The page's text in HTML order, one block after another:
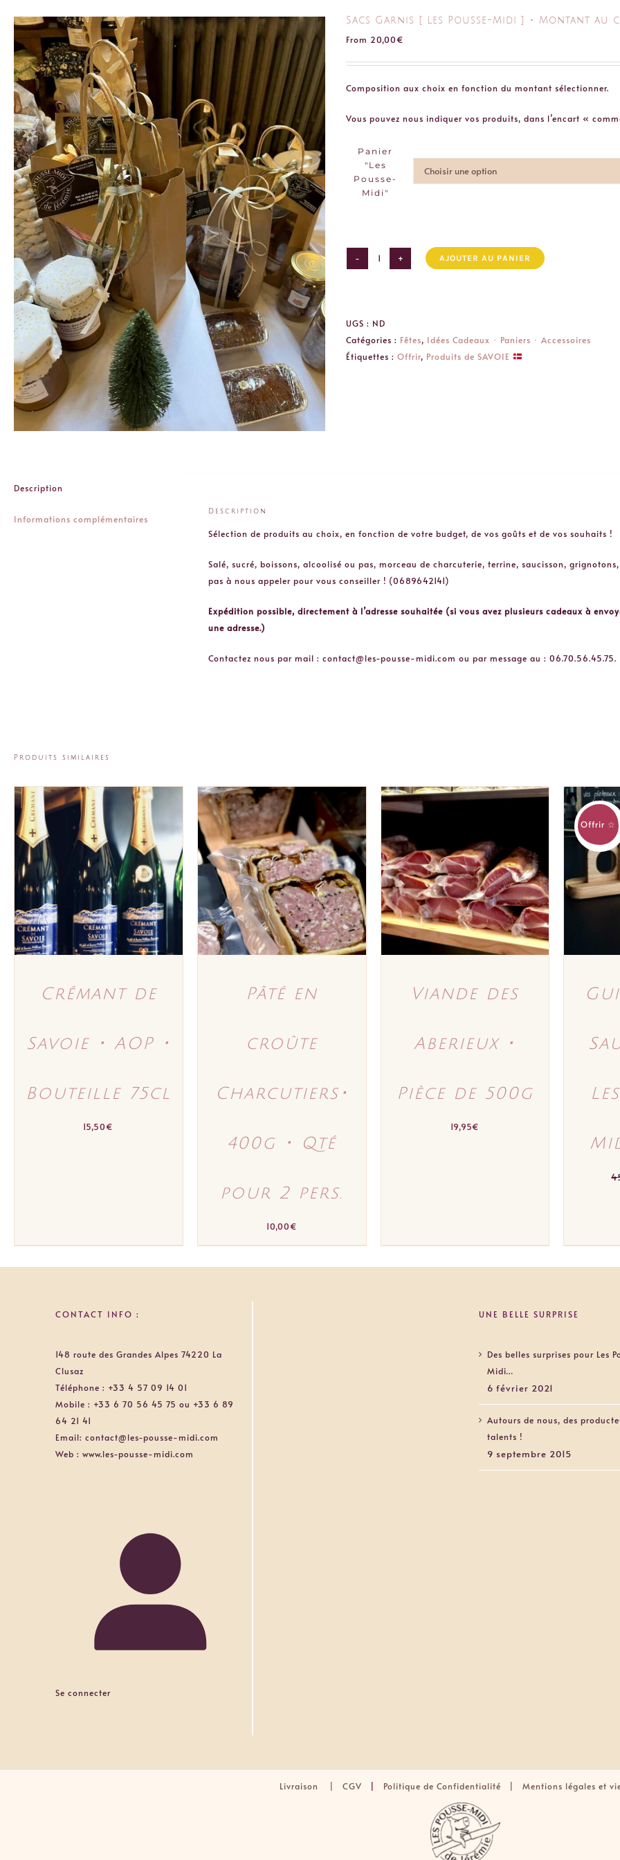
Sacs Garnis [ Les Pousse-Midi ] ･ Montant au
From 20,00€
Composition aux choix en fonction du montant sélectionner.
Vous pouvez nous indiquer vos produits, dans l’encart «
Panier
"Les
Pousse-
Midi"
quantité
AJOUTER AU PANIER
UGS : ND
Catégories : Fêtes, Idées Cadeaux ･ Paniers ･ Accessoires
Étiquettes : Offrir, Produits de SAVOIE
Description
Informations complémentaires
Description
Sélection de produits au choix, en fonction de votre budget, de vos goûts et de vos souhaits !
Salé, sucré, boissons, alcoolisé ou pas, morceau de charcuterie, terrine, saucisson,
pas à nous appeler pour vous conseiller ! (0689642141)
Expédition possible, directement à l’adresse souhaitée (si vous avez plusieurs cadeaux à
une adresse.)
Contactez nous par mail : contact@les-pousse-midi.com ou par message au : 06.70.56.45.75.
Produits similaires
AJOUTER AU PANIER
/
APERÇU
Crémant de
Savoie ･ AOP ･
Bouteille 75cl
15,50€
AJOUTER AU PANIER
/
APERÇU
Pâté en
croûte
Charcutiers･
400g ･ Qté
pour 2 pers.
10,00€
AJOUTER AU PANIER
/
APERÇU
Viande des
Aberieux ･
Pièce de 500g
19,95€
Offrir ☆
CONTACT INFO :
148 route des Grandes Alpes 74220 La
Clusaz
Téléphone : +33 4 57 09 14 01
Mobile : +33 6 70 56 45 75 ou +33 6 89
64 21 41
Email: contact@les-pousse-midi.com
Web : www.les-pousse-midi.com
Se connecter
UNE BELLE SURPRISE
Des belles surprises pour Les
Midi…
6 février 2021
Autours de nous, des
talents !
9 septembre 2015
Livraison CGV Politique de Confidentialité | Mentions légales et